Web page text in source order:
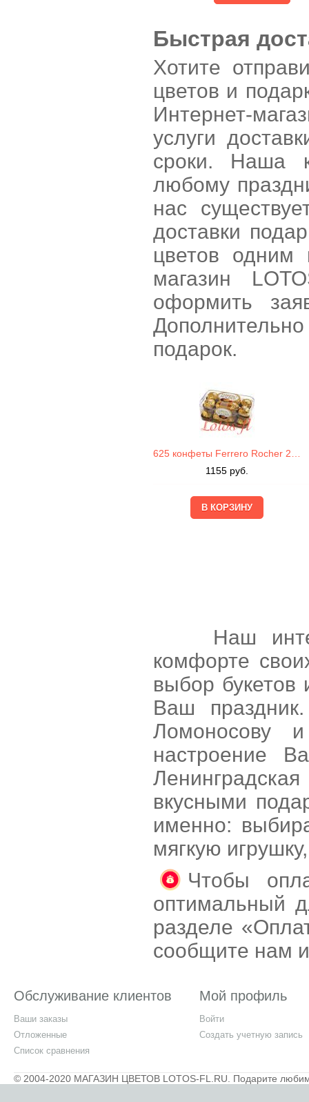
Быстрая
Хотите
цветов и
Интернет-
услуги
сроки. Наша
любому
нас
доставки
цветов одним
магазин
оформить
подарок.
1155 руб.
Наш
комфорте
выбор букетов
Ваш
Ломоносову
настроение
вкусными
именно:
мягкую
Чтобы
оптимальный
разделе
сообщите нам
Обслуживание клиентов
Ваши заказы
Отложенные
Список сравнения
Мой профиль
Войти
Создать учетную запись
© 2004-2020 МАГАЗИН ЦВЕТОВ LOTOS-FL.RU. Подарите